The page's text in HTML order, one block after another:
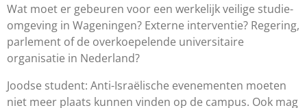
Wat moet er gebeuren voor een werkelijk veilige studie-
omgeving in Wageningen? Externe interventie? Regering,
parlement ofde overkoepelende universitaire
organisatie in Nederland?
Joodse student: Anti-Israëlische evenementen moeten
niet meer plaats kunnen vinden op de campus. Ook mag